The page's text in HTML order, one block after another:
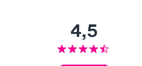
4,5